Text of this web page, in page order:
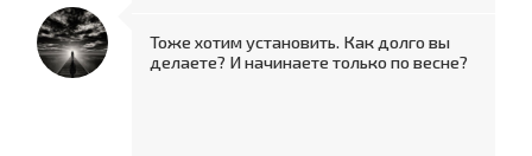
Тоже хотим установить. Как долго вы
делаете? И начинаете только по весне?